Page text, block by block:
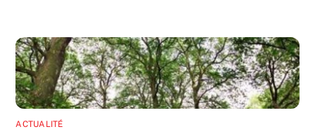
ACTUALITÉ